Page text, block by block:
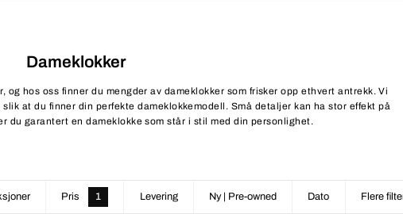
Dameklokker
og hos oss finner du mengder av dameklokker som frisker opp ethvert antrekk. Vi
at du finner din perfekte dameklokkemodell. Små detaljer kan ha stor effekt på
du garantert en dameklokke som står i stil med din personlighet.
Pris 1 Levering Ny | Pre-owned Dato Flere